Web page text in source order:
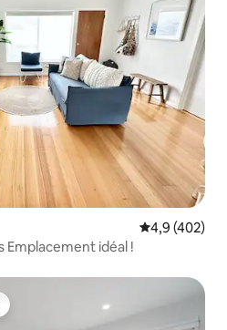
Évaluation
4,9 (402)
Smith Girls Shack 2 Cowes Emplacement idéal !